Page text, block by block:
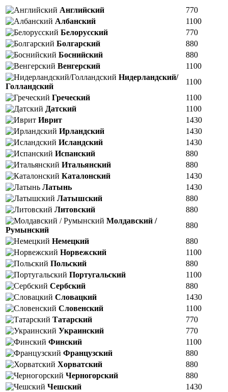
Английский
770
Албанский
1100
Белорусский
770
Болгарский
880
Боснийский
880
Венгерский
1100
Нидерландский/
Голландский
1100
Греческий
1100
Датский
1100
Иврит
1430
Ирландский
1430
Исландский
1430
Испанский
880
Итальянский
880
Каталонский
1430
Латынь
1430
Латышский
880
Литовский
880
Молдавский /
Румынский
880
Немецкий
880
Норвежский
1100
Польский
880
Португальский
1100
Сербский
880
Словацкий
1430
Словенский
1100
Татарский
770
Украинский
770
Финский
1100
Французский
880
Хорватский
880
Черногорский
880
Чешский
1430